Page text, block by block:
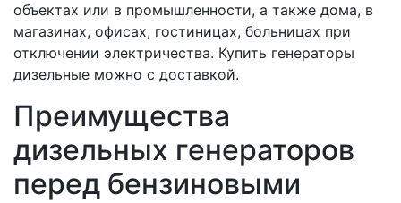
объектах или в промышленности, а также дома, в
магазинах, офисах, гостиницах, больницах при
отключении электричества. Купить генераторы
дизельные можно с доставкой.
Преимущества
дизельных генераторов
перед бензиновыми